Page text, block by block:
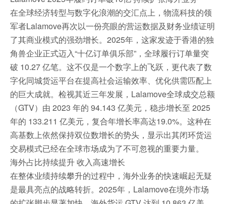
在全球经济转型与数字化浪潮的交汇点上，物流科技的领
军者Lalamove再次以一份亮眼的营运数据及财务业绩证明
了其商业模式的强劲增长。2025年，这家发迹于香港的独
角兽企业正式迈入“十亿订单俱乐部”，全球履行订单量突
破 10.27 亿笔。这不仅是一个数字上的飞跃，更代表了数
字化同城货运平台在提高社会运输效率、优化供需匹配上
的巨大成就。检视其近三年发展，Lalamove全球成交总额
（GTV）由 2023 年的 94.143 亿美元，稳步增长至 2025
年的 133.211 亿美元，复合年增长率高达19.0%。这种在
高基数上依然保持双位数增长的势头，显示出其闭环货运
交易模式已经在全球市场成为了不可忽视的重要力量。
海外占比持续提升 收入高速增长
在整体业绩持续攀升的过程中，海外业务的快速崛起无疑
是最具亮点的战略转折。2025年，Lalamove在境外市场